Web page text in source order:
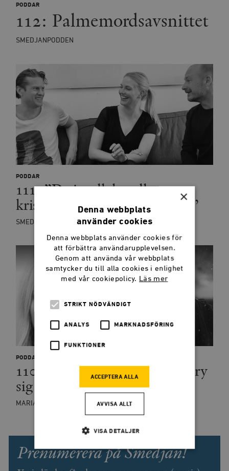
PODDAR
112: Palmemordsavsnittet
SMEDJANPODDEN
PODDAR
111: ”De intellektuella ser
krisen som sitt krigstillstånd”
SMEDJANPODDEN
PODDAR
110: Därför borde liberaler bry
sig om patriarkatet
MARIA ERIKSSON
Prenumerera på Smedjan!
×
Denna webbplats
använder cookies
Denna webbplats använder cookies för
att förbättra användarupplevelsen.
Genom att använda vår webbplats
samtycker du till alla cookies i enlighet
med vår cookiepolicy. Läs mer
STRIKT NÖDVÄNDIGT
ANALYS MARKNADSFÖRING
FUNKTIONER
ACCEPTERA ALLA
AVVISA ALLT
VISA DETALJER
Strikt nödvändigt